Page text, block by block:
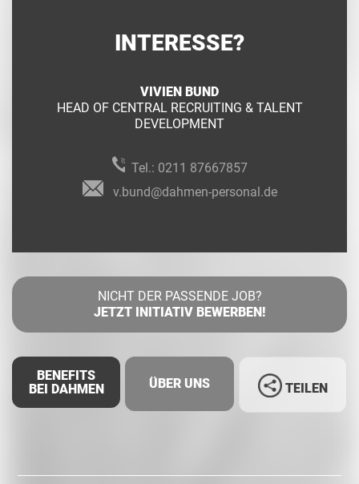
INTERESSE?
VIVIEN BUND
HEAD OF CENTRAL RECRUITING & TALENT
DEVELOPMENT
Tel.: 0211 87667857
v.bund@dahmen-personal.de
NICHT DER PASSENDE JOB?
JETZT INITIATIV BEWERBEN!
BENEFITS
BEI DAHMEN
ÜBER UNS TEILEN